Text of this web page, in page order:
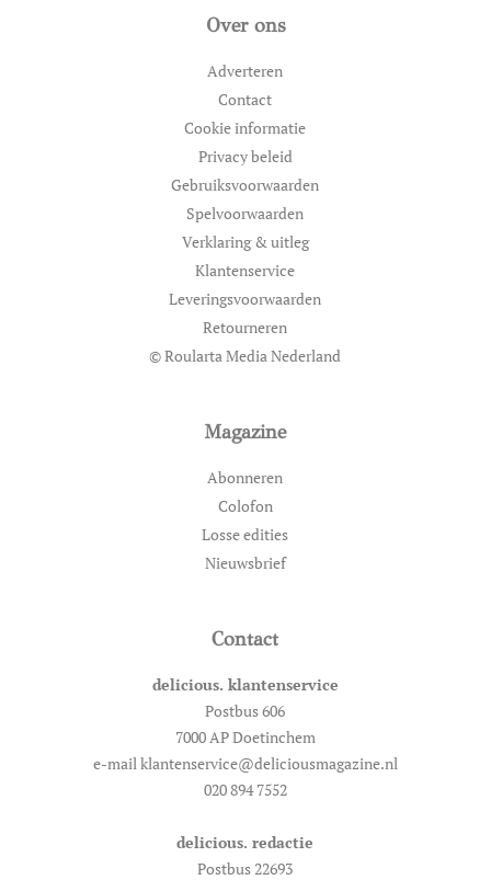
Over ons
Adverteren
Contact
Cookie informatie
Privacy beleid
Gebruiksvoorwaarden
Spelvoorwaarden
Verklaring & uitleg
Klantenservice
Leveringsvoorwaarden
Retourneren
© Roularta Media Nederland
Magazine
Abonneren
Colofon
Losse edities
Nieuwsbrief
Contact
delicious. klantenservice
Postbus 606
7000 AP Doetinchem
e-mail klantenservice@deliciousmagazine.nl
020 894 7552
delicious. redactie
Postbus 22693